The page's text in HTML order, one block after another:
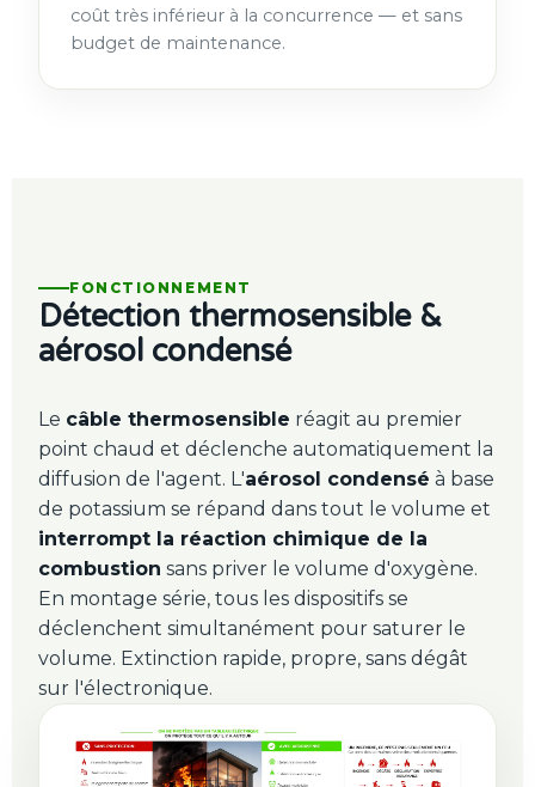
coût très inférieur à la concurrence — et sans
budget de maintenance.
FONCTIONNEMENT
Détection thermosensible &
aérosol condensé
Le câble thermosensible réagit au premier
point chaud et déclenche automatiquement la
diffusion de l'agent. L'aérosol condensé à base
de potassium se répand dans tout le volume et
interrompt la réaction chimique de la
combustion sans priver le volume d'oxygène.
En montage série, tous les dispositifs se
déclenchent simultanément pour saturer le
volume. Extinction rapide, propre, sans dégât
sur l'électronique.